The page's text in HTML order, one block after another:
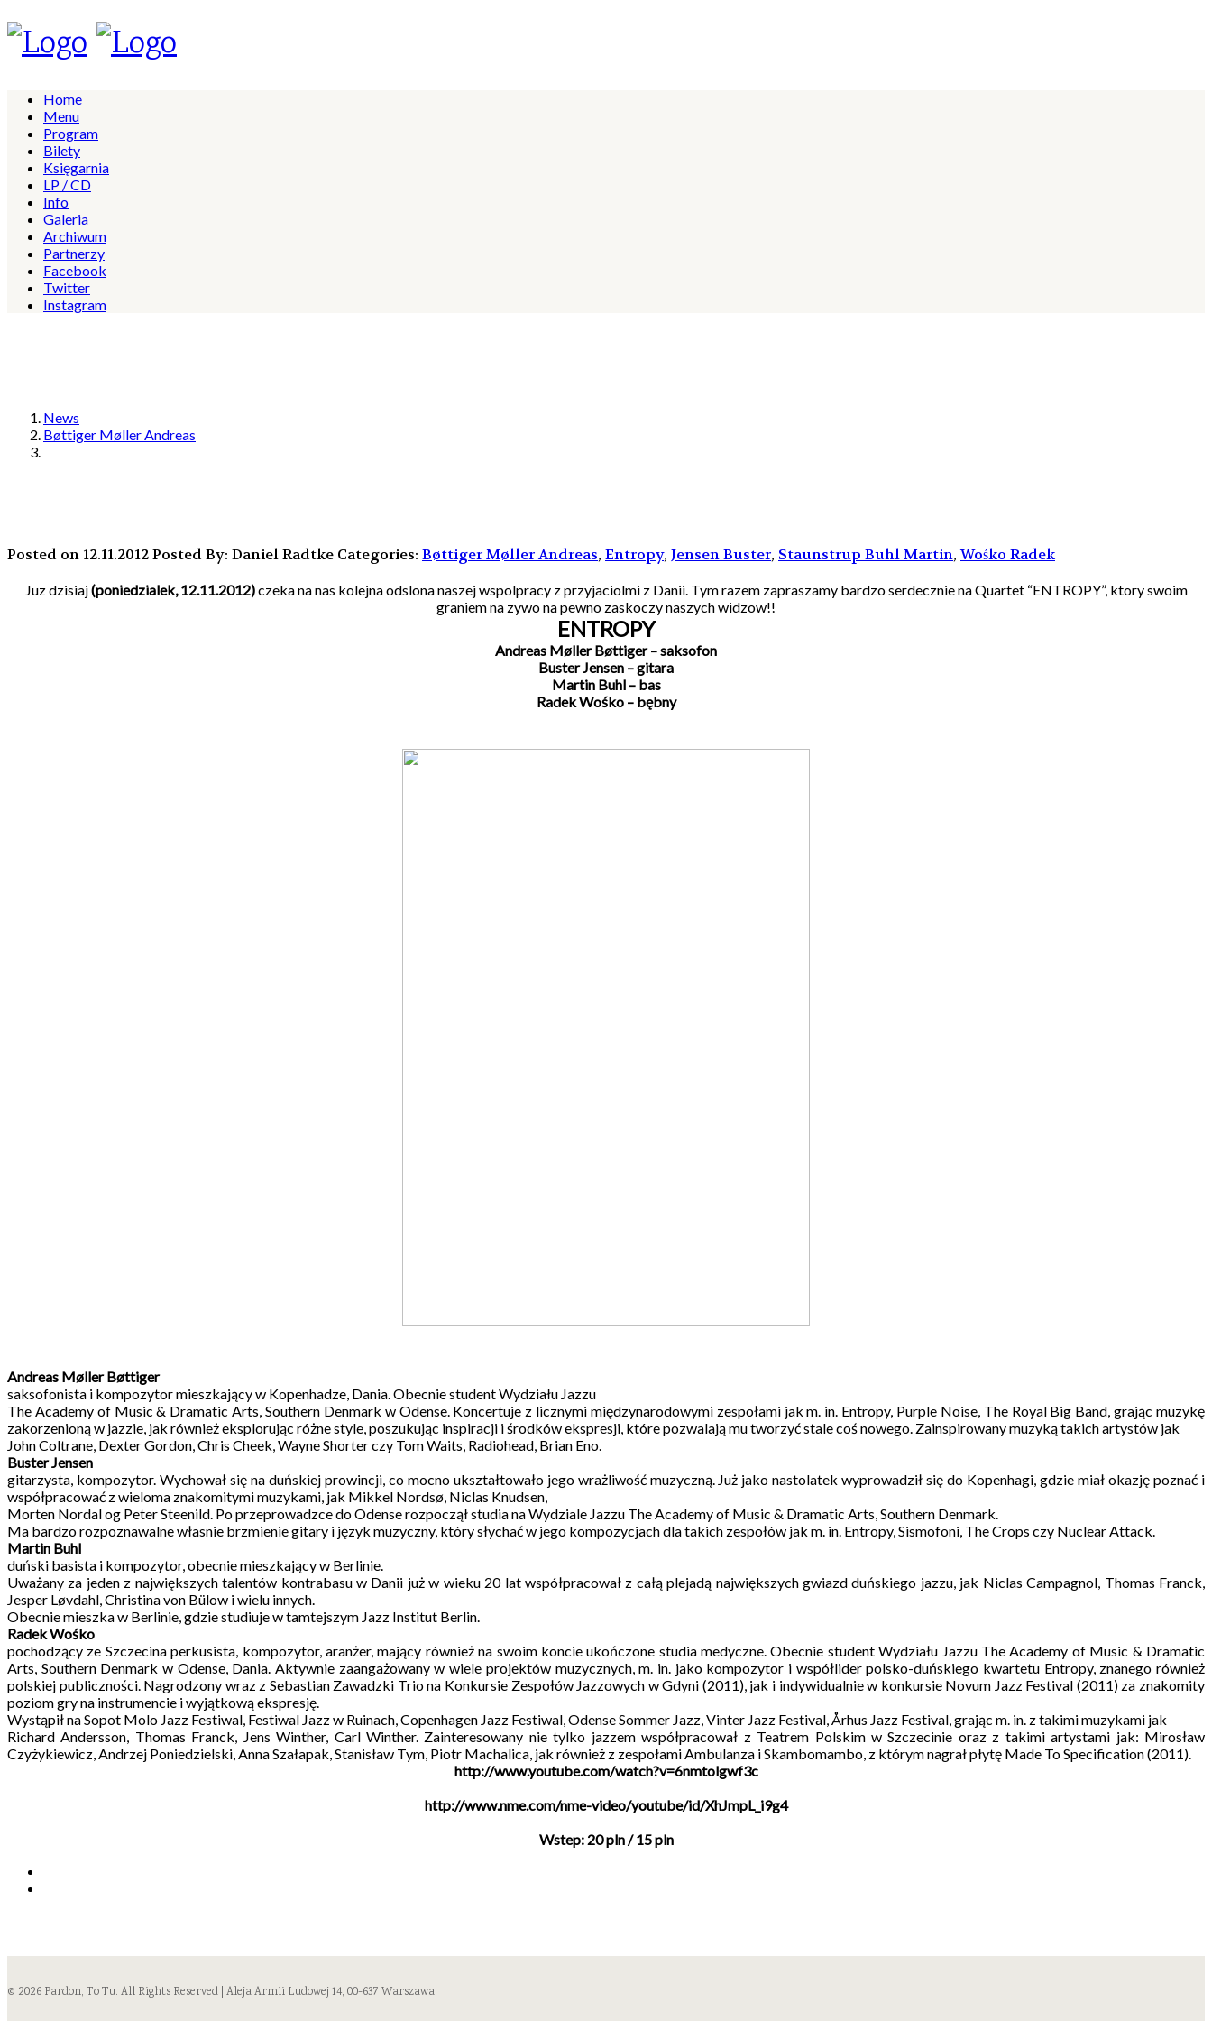
Home
Menu
Program
Bilety
Księgarnia
LP / CD
Info
Galeria
Archiwum
Partnerzy
Facebook
Twitter
Instagram
News
Bøttiger Møller Andreas
Posted on 12.11.2012Posted By: Daniel Radtke Categories: Bøttiger Møller Andreas, Entropy, Jensen Buster, Staunstrup Buhl Martin,Wośko Radek
Juz dzisiaj(poniedzialek, 12.11.2012)czeka na nas kolejna odslona naszej wspolpracy z przyjaciolmi z Danii. Tym razem zapraszamy bardzo serdecznie na Quartet “ENTROPY”, ktory swoim
graniem na zywo na pewno zaskoczy naszych widzow!!
ENTROPY
Andreas Møller Bøttiger – saksofon
Buster Jensen – gitara
Martin Buhl – bas
Radek Wośko – bębny
Andreas Møller Bøttiger
saksofonista i kompozytor mieszkający w Kopenhadze, Dania. Obecnie student Wydziału Jazzu
The Academy of Music & Dramatic Arts, Southern Denmark w Odense. Koncertuje z licznymi międzynarodowymi zespołami jak m. in. Entropy, Purple Noise, The Royal Big Band, grając muzykę
zakorzenioną w jazzie, jak również eksplorując różne style, poszukując inspiracji i środków ekspresji, które pozwalają mu tworzyć stale coś nowego. Zainspirowany muzyką takich artystów jak
John Coltrane, Dexter Gordon, Chris Cheek, Wayne Shorter czy Tom Waits, Radiohead, Brian Eno.
Buster Jensen
gitarzysta, kompozytor. Wychował się na duńskiej prowincji, co mocno ukształtowało jego wrażliwość muzyczną. Już jako nastolatek wyprowadził się do Kopenhagi, gdzie miał okazję poznać i
współpracować z wieloma znakomitymi muzykami, jak Mikkel Nordsø, Niclas Knudsen,
Morten Nordal og Peter Steenild. Po przeprowadzce do Odense rozpoczął studia na Wydziale Jazzu The Academy of Music & Dramatic Arts, Southern Denmark.
Ma bardzo rozpoznawalne własnie brzmienie gitary i język muzyczny, który słychać w jego kompozycjach dla takich zespołów jak m. in. Entropy, Sismofoni, The Crops czy Nuclear Attack.
Martin Buhl
duński basista i kompozytor, obecnie mieszkający w Berlinie.
Uważany za jeden z największych talentów kontrabasu w Danii już w wieku 20 lat współpracował z całą plejadą największych gwiazd duńskiego jazzu, jak Niclas Campagnol, Thomas Franck,
Jesper Løvdahl, Christina von Bülow i wielu innych.
Obecnie mieszka w Berlinie, gdzie studiuje w tamtejszym Jazz Institut Berlin.
Radek Wośko
pochodzący ze Szczecina perkusista, kompozytor, aranżer, mający również na swoim koncie ukończone studia medyczne. Obecnie student Wydziału Jazzu The Academy of Music & Dramatic
Arts, Southern Denmark w Odense, Dania. Aktywnie zaangażowany w wiele projektów muzycznych, m. in. jako kompozytor i współlider polsko-duńskiego kwartetu Entropy, znanego również
polskiej publiczności. Nagrodzony wraz z Sebastian Zawadzki Trio na Konkursie Zespołów Jazzowych w Gdyni (2011), jak i indywidualnie w konkursie Novum Jazz Festival (2011) za znakomity
poziom gry na instrumencie i wyjątkową ekspresję.
Wystąpił na Sopot Molo Jazz Festiwal, Festiwal Jazz w Ruinach, Copenhagen Jazz Festiwal, Odense Sommer Jazz, Vinter Jazz Festival, Århus Jazz Festival, grając m. in. z takimi muzykami jak
Richard Andersson, Thomas Franck, Jens Winther, Carl Winther. Zainteresowany nie tylko jazzem współpracował z Teatrem Polskim w Szczecinie oraz z takimi artystami jak: Mirosław
Czyżykiewicz, Andrzej Poniedzielski, Anna Szałapak, Stanisław Tym, Piotr Machalica, jak również z zespołami Ambulanza i Skambomambo, z którym nagrał płytę Made To Specification (2011).
http://www.youtube.com/watch?v=6nmtolgwf3c
http://www.nme.com/nme-video/youtube/id/XhJmpL_i9g4
Wstep: 20 pln / 15 pln
© 2026 Pardon, To Tu. All Rights Reserved | Aleja Armii Ludowej 14, 00-637 Warszawa